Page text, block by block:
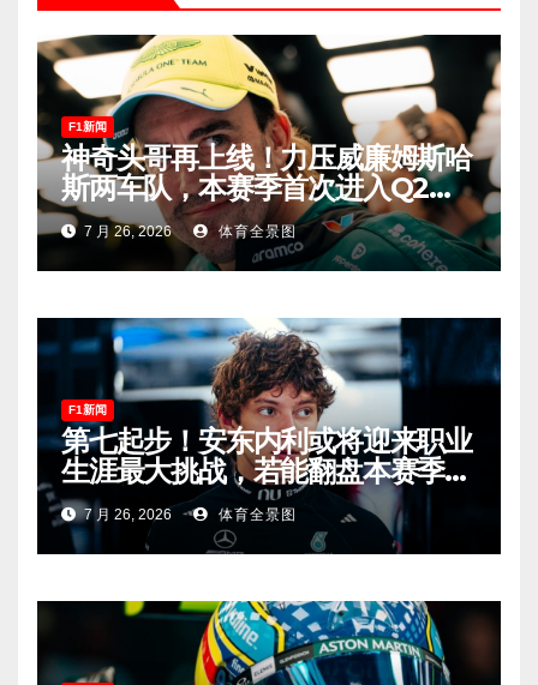
F1新闻
神奇头哥再上线！力压威廉姆斯哈
斯两车队，本赛季首次进入Q2，
车迷终于扬眉吐气！
7 月 26, 2026 体育全景图
F1新闻
第七起步！安东内利或将迎来职业
生涯最大挑战，若能翻盘本赛季争
冠有望！
7 月 26, 2026 体育全景图